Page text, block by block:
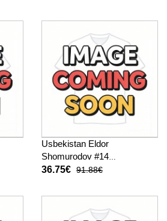
hosen)
Usbekistan Eldor
Shomurodov #14
Fußballbekleidung
2026 Kurzarm (+ kurze
36.75€ 91.88€